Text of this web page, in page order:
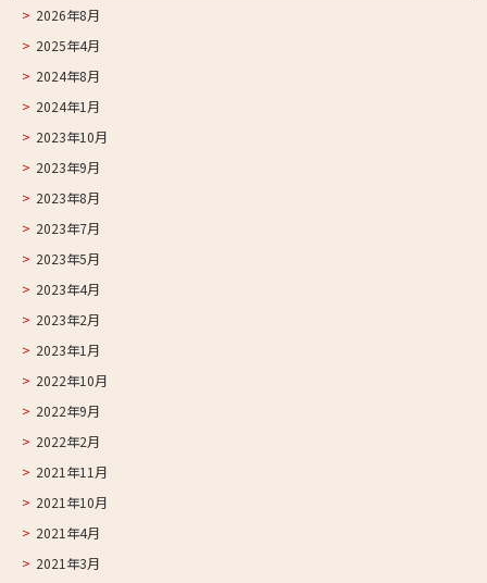
2026年8月
2025年4月
2024年8月
2024年1月
2023年10月
2023年9月
2023年8月
2023年7月
2023年5月
2023年4月
2023年2月
2023年1月
2022年10月
2022年9月
2022年2月
2021年11月
2021年10月
2021年4月
2021年3月